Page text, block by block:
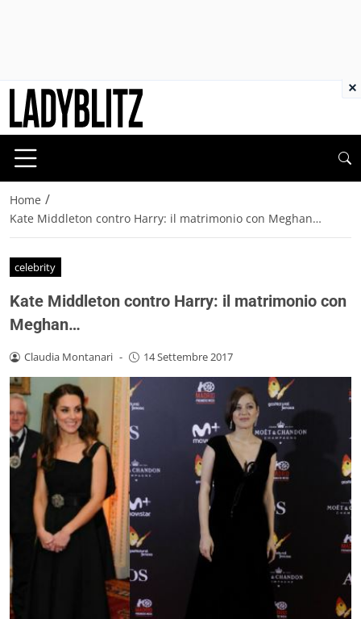
Home /
Kate Middleton contro Harry: il matrimonio con Meghan…
celebrity
Kate Middleton contro Harry: il matrimonio con
Meghan…
Claudia Montanari - 14 Settembre 2017
×